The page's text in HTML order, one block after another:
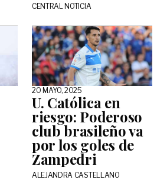
CENTRAL NOTICIA
20 MAYO, 2025
U. Católica en
riesgo: Poderoso
club brasileño va
por los goles de
Zampedri
ALEJANDRA CASTELLANO